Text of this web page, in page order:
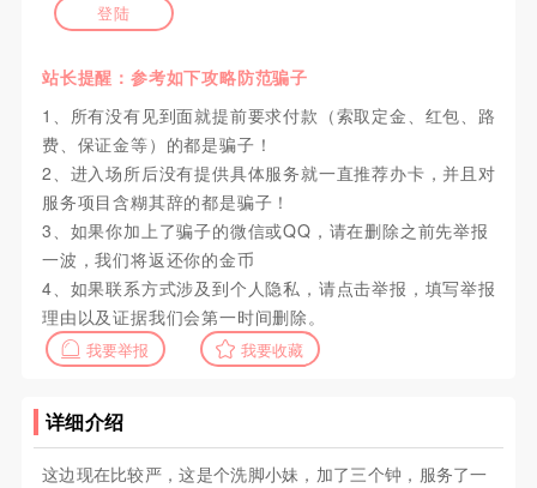
登陆
站长提醒：参考如下攻略防范骗子
1、所有没有见到面就提前要求付款（索取定金、红包、路
费、保证金等）的都是骗子！
2、进入场所后没有提供具体服务就一直推荐办卡，并且对
服务项目含糊其辞的都是骗子！
3、如果你加上了骗子的微信或QQ，请在删除之前先举报
一波，我们将返还你的金币
4、如果联系方式涉及到个人隐私，请点击举报，填写举报
理由以及证据我们会第一时间删除。
我要举报 我要收藏
详细介绍
这边现在比较严，这是个洗脚小妹，加了三个钟，服务了一